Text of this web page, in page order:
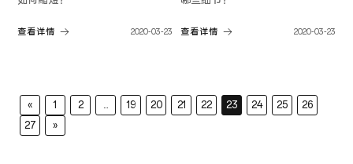
查看详情 2020-03-23 查看详情 2020-03-23
« 1 2 ... 19 20 21 22 23 24 25
26
27
»